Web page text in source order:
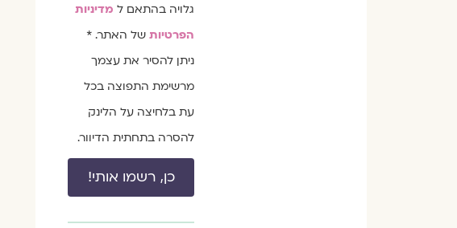
גלויה בהתאם למדיניות
הפרטיותשל האתר. *
ניתן להסיר את עצמך
מרשימת התפוצה בכל
עת בלחיצה על הלינק
להסרה בתחתית הדיוור.
כן, רשמו אותי!